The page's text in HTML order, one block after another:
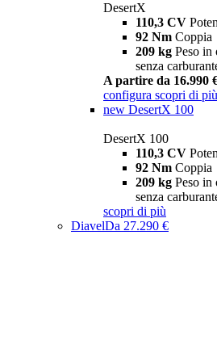
DesertX
110,3 CV
92 Nm Coppia
209 kg Peso in
senza
A partire da 16.990
configura scopri di più
new DesertX 100
DesertX 100
110,3 CV
92 Nm Coppia
209 kg Peso in
senza
scopri di più
DiavelDa 27.290 €